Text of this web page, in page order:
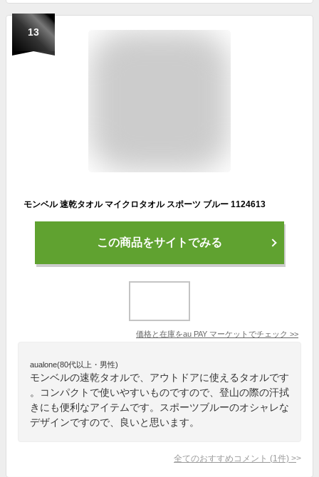
13
モンベル 速乾タオル マイクロタオル スポーツ ブルー 1124613
この商品をサイトでみる
価格と在庫をau PAY マーケット でチェック >>
aualone(80代以上・男性)
モンベルの速乾タオルで、アウトドアに使えるタオルです
。コンパクトで使いやすいものですので、登山の際の汗拭
きにも便利なアイテムです。スポーツブルーのオシャレな
デザインですので、良いと思います。
全てのおすすめコメント (1 件) >